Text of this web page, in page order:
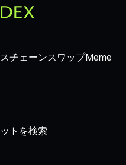
チェーンスワップMeme
トを検索